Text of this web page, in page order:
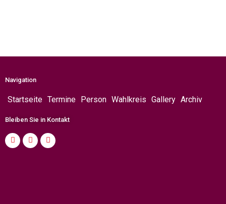
Navigation
Startseite Termine Person Wahlkreis Gallery Archiv
Bleiben Sie in Kontakt